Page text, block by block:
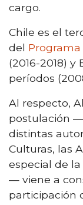
cargo.
Chile es el
del
(2016-2018)
períodos
Al respecto,
postulación
distintas
Culturas, las
especial de
— viene a
participación